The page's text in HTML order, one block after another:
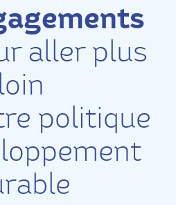
aller plus
loin
politique